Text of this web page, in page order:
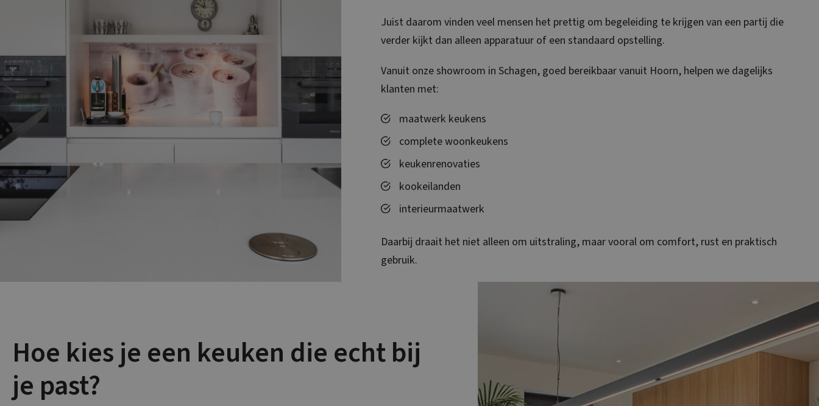
Juist daarom vinden veel mensen het prettig om begeleiding te krijgen van een partij die
verder kijkt dan alleen apparatuur of een standaard opstelling.
Vanuit onze showroom in Schagen, goed bereikbaar vanuit Hoorn, helpen we dagelijks
klanten met:
maatwerk keukens
complete woonkeukens
keukenrenovaties
kookeilanden
interieurmaatwerk
Daarbij draait het niet alleen om uitstraling, maar vooral om comfort, rust en praktisch
gebruik.
Hoe kies je een keuken die echt bij
je past?